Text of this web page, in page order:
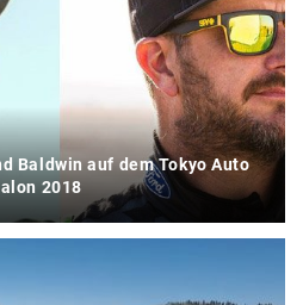
Baldwin auf dem Tokyo Auto
2018